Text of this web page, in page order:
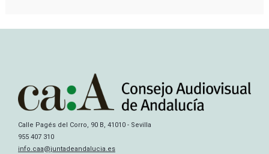
Calle Pagés del Corro, 90 B, 41010 - Sevilla
955 407 310
info.caa@juntadeandalucia.es